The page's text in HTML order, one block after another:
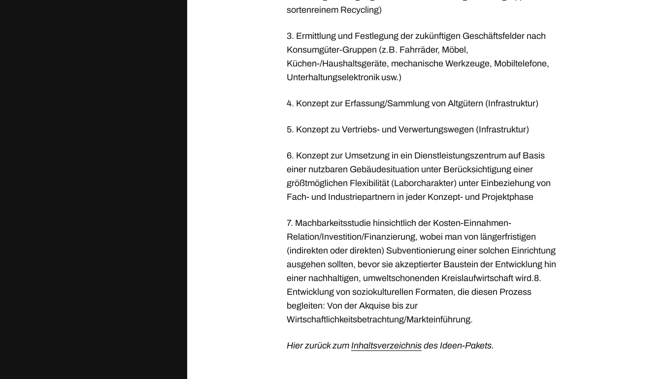
sortenreinem Recycling)
3. Ermittlung und Festlegung der zukünftigen Geschäftsfelder nach
Konsumgüter-Gruppen (z.B. Fahrräder, Möbel,
Küchen-/Haushaltsgeräte, mechanische Werkzeuge, Mobiltelefone,
Unterhaltungselektronik usw.)
4. Konzept zur Erfassung/Sammlung von Altgütern (Infrastruktur)
5. Konzept zu Vertriebs- und Verwertungswegen (Infrastruktur)
6. Konzept zur Umsetzung in ein Dienstleistungszentrum auf Basis
einer nutzbaren Gebäudesituation unter Berücksichtigung einer
größtmöglichen Flexibilität (Laborcharakter) unter Einbeziehung von
Fach- und Industriepartnern in jeder Konzept- und Projektphase
7. Machbarkeitsstudie hinsichtlich der Kosten-Einnahmen-
Relation/Investition/Finanzierung, wobei man von längerfristigen
(indirekten oder direkten) Subventionierung einer solchen Einrichtung
ausgehen sollten, bevor sie akzeptierter Baustein der Entwicklung hin
einer nachhaltigen, umweltschonenden Kreislaufwirtschaft wird.8.
Entwicklung von soziokulturellen Formaten, die diesen Prozess
begleiten: Von der Akquise bis zur
Wirtschaftlichkeitsbetrachtung/Markteinführung.
Hier zurück zum Inhaltsverzeichnis des Ideen-Pakets.